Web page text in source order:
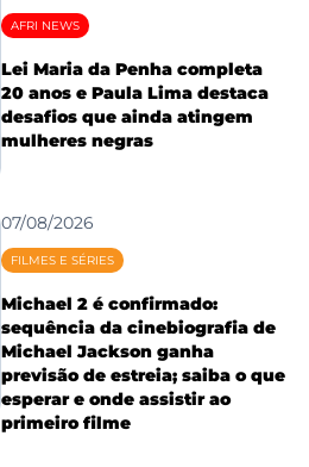
AFRI NEWS
Lei Maria da Penha completa
20 anos e Paula Lima destaca
desafios que ainda atingem
mulheres negras
07/08/2026
FILMES E SÉRIES
Michael 2 é confirmado:
sequência da cinebiografia de
Michael Jackson ganha
previsão de estreia; saiba o que
esperar e onde assistir ao
primeiro filme